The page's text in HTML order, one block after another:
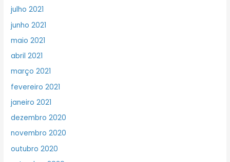
julho 2021
junho 2021
maio 2021
abril 2021
março 2021
fevereiro 2021
janeiro 2021
dezembro 2020
novembro 2020
outubro 2020